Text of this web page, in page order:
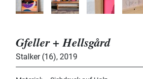
Gfeller + Hellsgård
Stalker (16), 2019